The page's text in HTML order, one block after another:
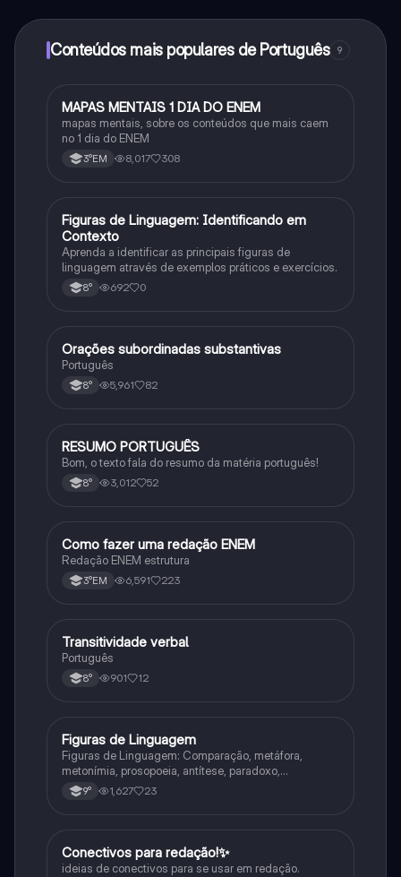
Conteúdos mais populares de Português 9
Português
MAPAS MENTAIS 1 DIA DO ENEM
mapas mentais, sobre os conteúdos que mais caem
no 1 dia do ENEM
3°EM 8,017 308
FPortuguês
Figuras de Linguagem: Identificando em
Contexto
Aprenda a identificar as principais figuras de
linguagem através de exemplos práticos e exercícios.
8° 692 0
Português
Orações subordinadas substantivas
Português
8° 5,961 82
Português
RESUMO PORTUGUÊS
Bom, o texto fala do resumo da matéria português!
8° 3,012 52
Português
Como fazer uma redação ENEM
Redação ENEM estrutura
3°EM 6,591 223
Português
Transitividade verbal
Português
8° 901 12
Português
Figuras de Linguagem
Figuras de Linguagem: Comparação, metáfora,
metonímia, prosopoeia, antítese, paradoxo,
eufemismo, hipérbole e onomatopeia
9° 1,627 23
Português
Conectivos para redação!✨
ideias de conectivos para se usar em redação.